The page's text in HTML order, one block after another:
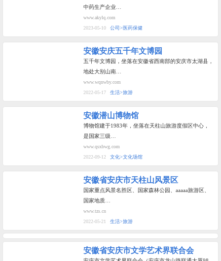
中药生产企业…
www.akylq.com
2023-05-10
公司>医药保健
安徽安庆五千年文博园
五千年文博园，坐落在安徽省西南部的安庆市太湖县，
地处大别山南…
www.wqnwby.com
2022-05-17
生活>旅游
安徽潜山博物馆
博物馆建于1983年，坐落在天柱山旅游度假区中心，
是国家三级…
www.qsxbwg.com
2022-09-12
文化>文化场馆
安徽省安庆市天柱山风景区
国家重点风景名胜区、国家森林公园、aaaaa旅游区、
国家地质…
www.tzs.cn
2022-05-21
生活>旅游
安徽省安庆市文学艺术界联合会